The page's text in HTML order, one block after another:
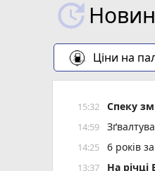
Ціни на
15:32 Спеку
14:59
14:25 6 років
13:37 На